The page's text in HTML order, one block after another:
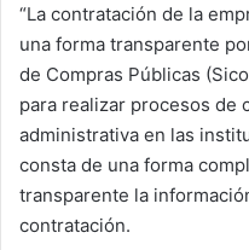
“La contratación de la
una forma transparente
de Compras Públicas
para realizar procesos de
administrativa en las
consta de una forma
transparente la
contratación.